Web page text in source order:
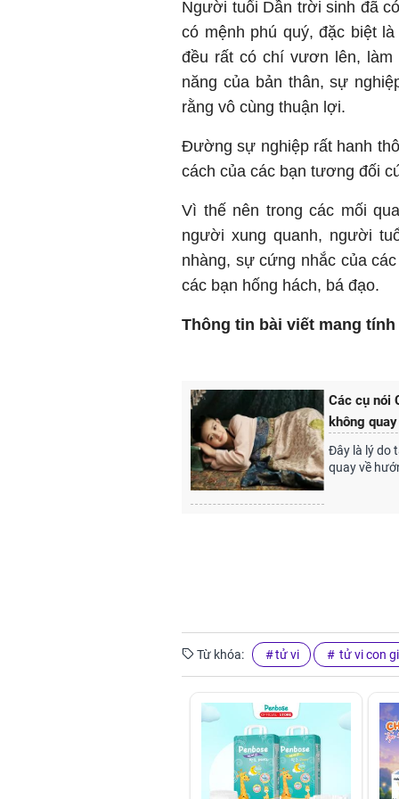
Người tuổi Dần trời sinh đã
có mệnh phú quý, đặc biệt
đều rất có chí vươn lên,
năng của bản thân, sự
rằng vô cùng thuận lợi.
Đường sự nghiệp rất hanh
cách của các bạn tương đối
Vì thế nên trong các mối
người xung quanh, người
nhàng, sự cứng nhắc của
các bạn hống hách, bá đạo.
Thông tin bài viết mang
Các cụ nói
không
Đây là lý do
quay về
Từ khóa: tử vi tử vi con